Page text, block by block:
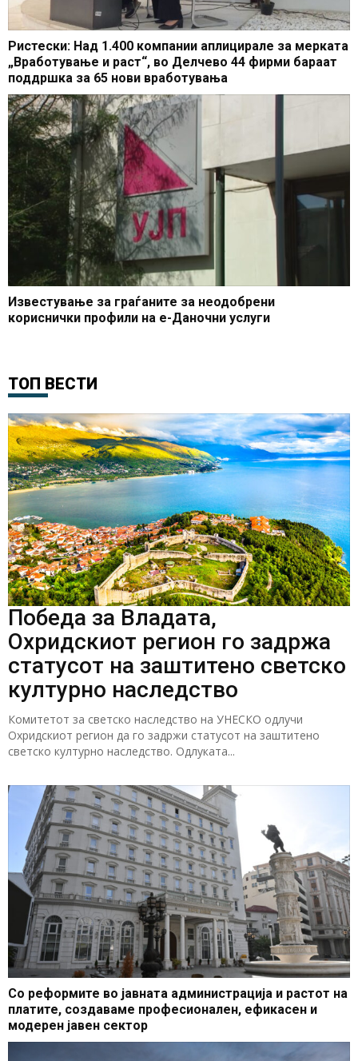
Ристески: Над 1.400 компании аплицирале за мерката
„Вработување и раст“, во Делчево 44 фирми бараат
поддршка за 65 нови вработувања
Известување за граѓаните за неодобрени
кориснички профили на е-Даночни услуги
ТОП ВЕСТИ
Победа за Владата,
Охридскиот регион го задржа
статусот на заштитено светско
културно наследство
Комитетот за светско наследство на УНЕСКО одлучи
Охридскиот регион да го задржи статусот на заштитено
светско културно наследство. Одлуката...
Со реформите во јавната администрација и растот на
платите, создаваме професионален, ефикасен и
модерен јавен сектор